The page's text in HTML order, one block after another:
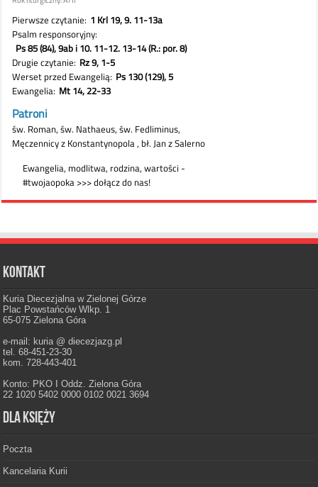
Kontakt
Kuria Diecezjalna w Zielonej Górze
Plac Powstańców Wlkp. 1
65-075 Zielona Góra
e-mail: kuria @ diecezjazg.pl
tel. 68-451-23-30
kom. 728-443-401
Konto: PKO I Oddz. Zielona Góra
22 1020 5402 0000 0102 0021 3694
Dla księży
Poczta
Kancelaria Kurii